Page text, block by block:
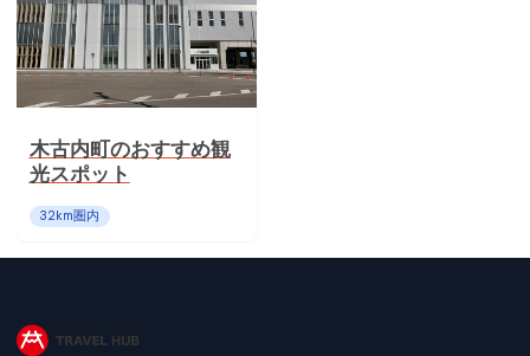
木古内町のおすすめ観
光スポット
32km圏内